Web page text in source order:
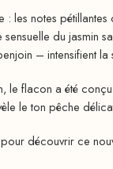
: les notes
du jasmin
– intensifient
le flacon a été
le ton pêche
pour découvrir ce